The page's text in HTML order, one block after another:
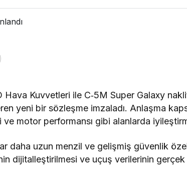
Kuvvetleri ile C‑5M Super Galaxy
yeni bir sözleşme imzaladı. Anlaşma
motor performansı gibi alanlarda
daha uzun menzil ve gelişmiş güvenlik
dijitalleştirilmesi ve uçuş verilerinin